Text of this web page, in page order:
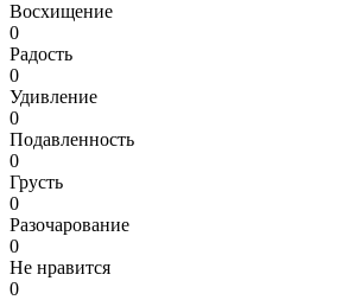
Восхищение
0
Радость
0
Удивление
0
Подавленность
0
Грусть
0
Разочарование
0
Не нравится
0